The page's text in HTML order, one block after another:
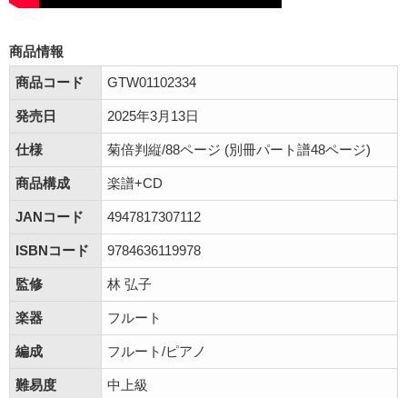
商品情報
商品コード
GTW01102334
発売日 2025年3月13日
仕様 菊倍判縦/88ページ (別冊パート譜48ページ)
商品構成 楽譜+CD
JANコード 4947817307112
ISBNコード 9784636119978
監修 林 弘子
楽器 フルート
編成 フルート/ピアノ
難易度 中上級